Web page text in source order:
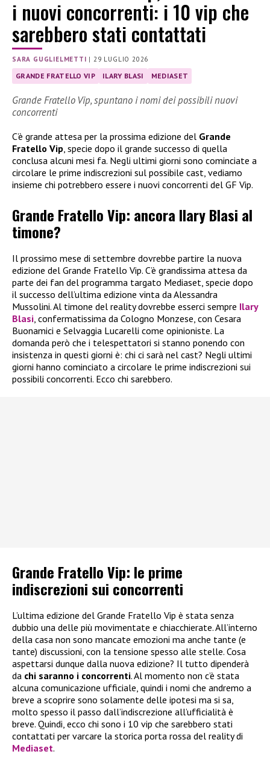
i nuovi concorrenti: i 10 vip che
sarebbero stati contattati
SARA GUGLIELMETTI | 29 LUGLIO 2026
GRANDE FRATELLO VIP ILARY BLASI MEDIASET
Grande Fratello Vip, spuntano i nomi dei possibili nuovi
concorrenti
C’è grande attesa per la prossima edizione del Grande
Fratello Vip , specie dopo il grande successo di quella
conclusa alcuni mesi fa. Negli ultimi giorni sono cominciate a
circolare le prime indiscrezioni sul possibile cast, vediamo
insieme chi potrebbero essere i nuovi concorrenti del GF Vip.
Grande Fratello Vip: ancora Ilary Blasi al
timone?
Il prossimo mese di settembre dovrebbe partire la nuova
edizione del Grande Fratello Vip. C’è grandissima attesa da
parte dei fan del programma targato Mediaset, specie dopo
il successo dell’ultima edizione vinta da Alessandra
Mussolini. Al timone del reality dovrebbe esserci sempre Ilary
Blasi , confermatissima da Cologno Monzese, con Cesara
Buonamici e Selvaggia Lucarelli come opinioniste. La
domanda però che i telespettatori si stanno ponendo con
insistenza in questi giorni è: chi ci sarà nel cast? Negli ultimi
giorni hanno cominciato a circolare le prime indiscrezioni sui
possibili concorrenti. Ecco chi sarebbero.
Grande Fratello Vip: le prime
indiscrezioni sui concorrenti
L’ultima edizione del Grande Fratello Vip è stata senza
dubbio una delle più movimentate e chiacchierate. All’interno
della casa non sono mancate emozioni ma anche tante (e
tante) discussioni, con la tensione spesso alle stelle. Cosa
aspettarsi dunque dalla nuova edizione? Il tutto dipenderà
da chi saranno i concorrenti. Al momento non c’è stata
alcuna comunicazione ufficiale, quindi i nomi che andremo a
breve a scoprire sono solamente delle ipotesi ma si sa,
molto spesso il passo dall’indiscrezione all’ufficialità è
breve. Quindi, ecco chi sono i 10 vip che sarebbero stati
contattati per varcare la storica porta rossa del reality di
Mediaset.